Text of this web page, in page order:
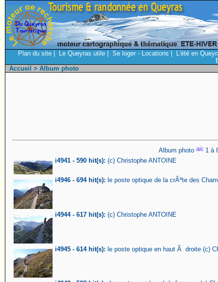
Plan du site Le Queyras utile Se loger - Locations
L'été en
Accueil > Album photo
Album photo
1 à
i4941 - 590 hit(s): (c) Christophe ANTOINE
i4946 - 694 hit(s): le poste optique de la crÃªte des
i4944 - 617 hit(s): (c) Christophe ANTOINE
i4945 - 614 hit(s): le poste optique en haut Ã droite (c)